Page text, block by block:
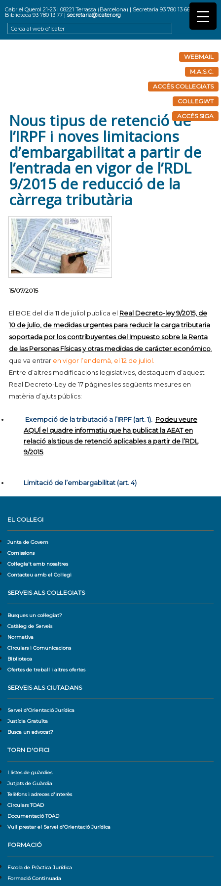
Gabriel Querol 21-23 | 08221 Terrassa (Barcelona) | Secretaria 93 780 13 66 |
Biblioteca 93 780 13 77 |secretaria@icater.org
WEBMAIL
M.A.S.C.
ACCÉS COL·LEGIATS
COL·LEGIA'T
ACCÉS SIGA
Nous tipus de retenció de
l’IRPF i noves limitacions
d’embargabilitat a partir de
l’entrada en vigor de l’RDL
9/2015 de reducció de la
càrrega tributària
15/07/2015
El BOE del dia 11 de juliol publica el Real Decreto-ley 9/2015, de
10 de julio, de medidas urgentes para reducir la carga tributaria
soportada por los contribuyentes del Impuesto sobre la Renta
de las Personas Físicas y otras medidas de carácter económico,
que va entrar en vigor l’endemà, el 12 de juliol.
Entre d’altres modificacions legislatives, destaquem d’aquest
Real Decreto-Ley de 17 pàgines les següents mesures en
matèria d’ajuts públics:
Exempció de la tributació a l’IRPF (art. 1). Podeu veure
AQUÍ el quadre informatiu que ha publicat la AEAT en
relació als tipus de retenció aplicables a partir de l’RDL
9/2015.
Limitació de l’embargabilitat (art. 4)
EL COL·LEGI
Junta de Govern
Comissions
Col·legia't amb nosaltres
Contacteu amb el Col·legi
SERVEIS ALS COL·LEGIATS
Busques un col·legiat?
Catàleg de Serveis
Normativa
Circulars i Comunicacions
Biblioteca
Ofertes de treball i altres ofertes
SERVEIS ALS CIUTADANS
Servei d'Orientació Jurídica
Justícia Gratuïta
Busca un advocat?
TORN D'OFICI
Llistes de guàrdies
Jutjats de Guàrdia
Telèfons i adreces d'interès
Circulars TOAD
Documentació TOAD
Vull prestar el Servei d'Orientació Jurídica
FORMACIÓ
Escola de Pràctica Jurídica
Formació Continuada